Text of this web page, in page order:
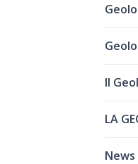
Il
LA
News